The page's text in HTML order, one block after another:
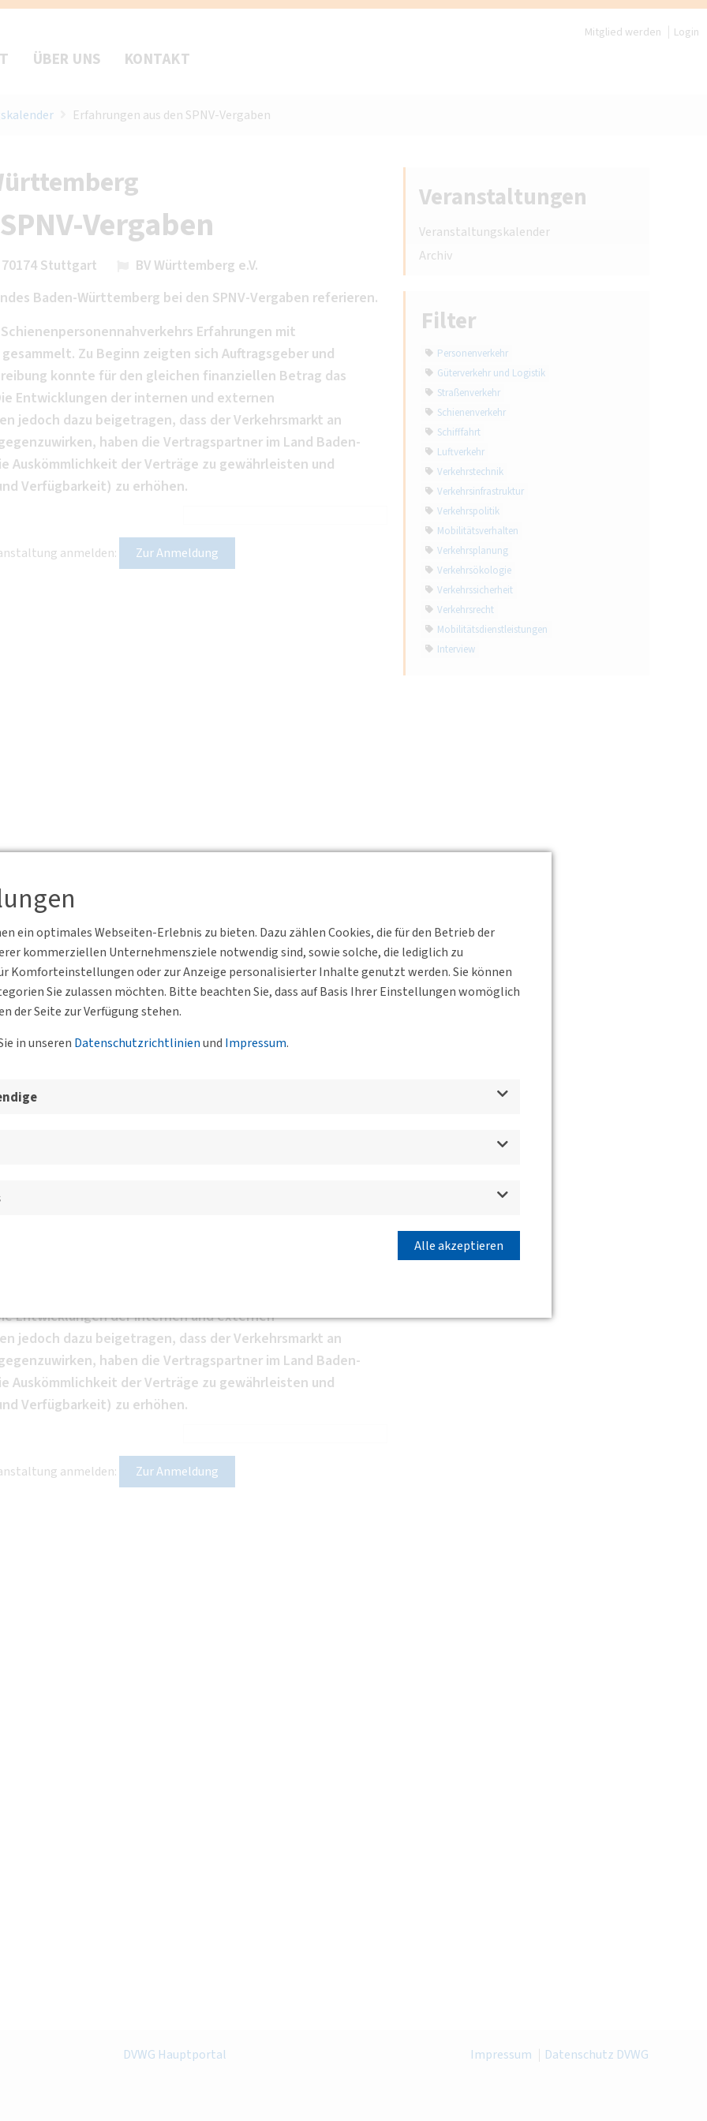
ein optimales Webseiten-Erlebnis zu bieten. Dazu zählen Cookies, die für den Betrieb der
kommerziellen Unternehmensziele notwendig sind, sowie solche, die lediglich zu
Komforteinstellungen oder zur Anzeige personalisierter Inhalte genutzt werden. Sie können
Sie zulassen möchten. Bitte beachten Sie, dass auf Basis Ihrer Einstellungen womöglich
der Seite zur Verfügung stehen.
in unseren Datenschutzrichtlinienund Impressum.
Alle akzeptieren
Mitglied werden Login
ÜBER UNS KONTAKT
Erfahrungen aus den SPNV-Vergaben
Vergaben
Stuttgart
BV Württemberg e.V.
Baden-Württemberg bei den SPNV-Vergaben referieren.
Erfahrungen mit
Zu Beginn zeigten sich Auftragsgeber und
konnte für den gleichen finanziellen Betrag das
Entwicklungen der internen und externen
jedoch dazu beigetragen, dass der Verkehrsmarkt an
haben die Vertragspartner im Land Baden-
Auskömmlichkeit der Verträge zu gewährleisten und
Verfügbarkeit) zu erhöhen.
anmelden: Zur Anmeldung
der BVs und
Vergaben
Baden-Württemberg bei den SPNV-Vergaben referieren.
Erfahrungen mit
Zu Beginn zeigten sich Auftragsgeber und
konnte für den gleichen finanziellen Betrag das
Entwicklungen der internen und externen
jedoch dazu beigetragen, dass der Verkehrsmarkt an
haben die Vertragspartner im Land Baden-
Auskömmlichkeit der Verträge zu gewährleisten und
Verfügbarkeit) zu erhöhen.
anmelden: Zur Anmeldung
Veranstaltungen
Veranstaltungskalender
Archiv
Filter
Personenverkehr
Güterverkehr und Logistik
Straßenverkehr
Schienenverkehr
Schifffahrt
Luftverkehr
Verkehrstechnik
Verkehrsinfrastruktur
Verkehrspolitik
Mobilitätsverhalten
Verkehrsplanung
Verkehrsökologie
Verkehrssicherheit
Verkehrsrecht
Mobilitätsdienstleistungen
Interview
DVWG Hauptportal Impressum Datenschutz DVWG